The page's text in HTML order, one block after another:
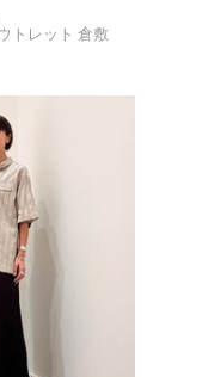
トレット 倉敷